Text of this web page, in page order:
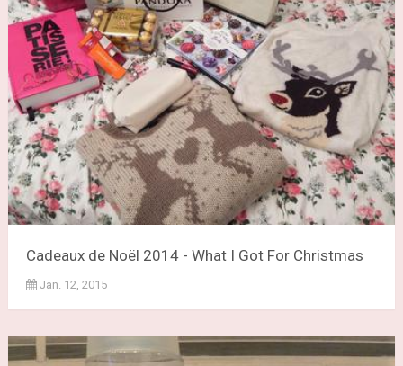
Cadeaux de Noël 2014 - What I Got For Christmas
Jan. 12, 2015